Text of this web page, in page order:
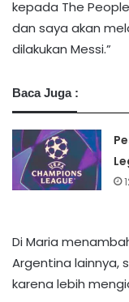
kepada The
dan saya akan
dilakukan Messi.”
Baca Juga :
Di Maria
Argentina lainnya,
karena lebih